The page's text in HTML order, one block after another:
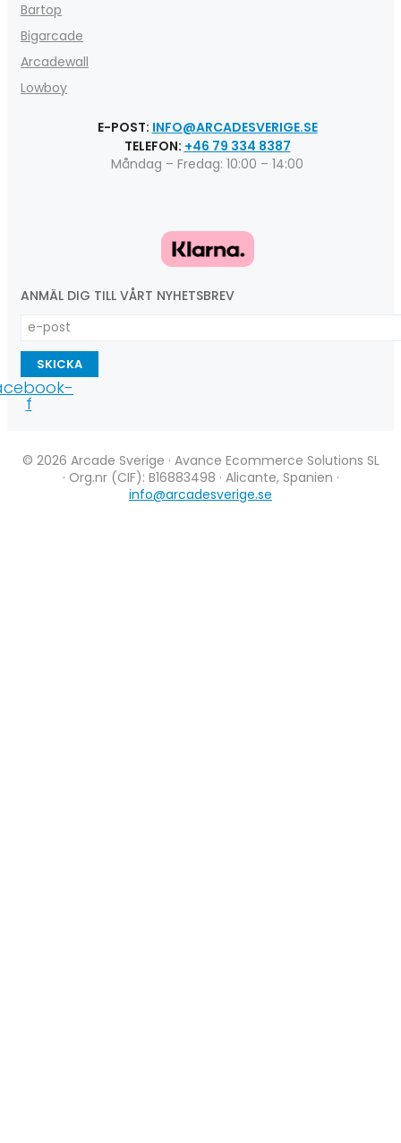
Bartop
Bigarcade
Arcadewall
Lowboy
E-POST: INFO@ARCADESVERIGE.SE
TELEFON: +46 79 334 8387
Måndag – Fredag: 10:00 – 14:00
ANMÄL DIG TILL VÅRT NYHETSBREV
SKICKA
f
© 2026 Arcade Sverige · Avance Ecommerce Solutions SL
· Org.nr (CIF): B16883498 · Alicante, Spanien ·
info@arcadesverige.se